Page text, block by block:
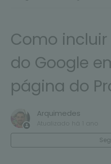
Como
do Google
página do
Arquimedes
Atualizado